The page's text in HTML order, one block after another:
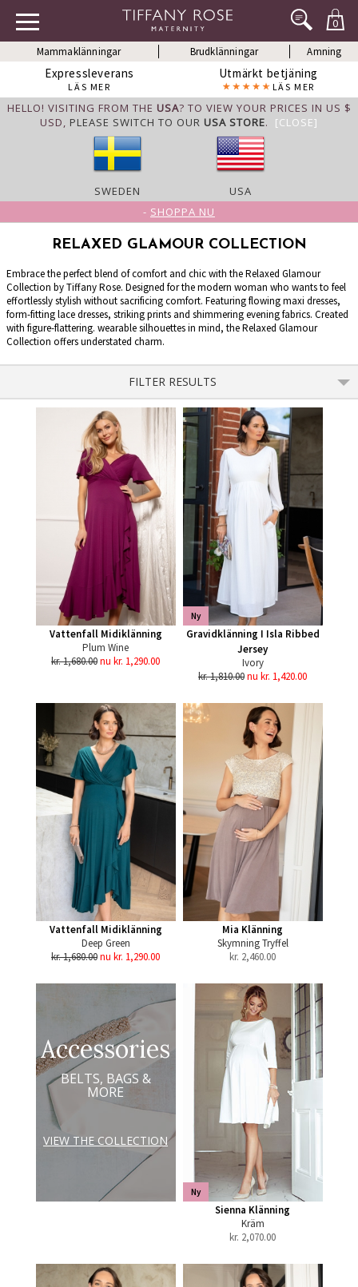
0
Mammaklänningar Brudklänningar Amning
Expressleverans
LÄS MER
Utmärkt betjäning
LÄS MER
HELLO! VISITING FROM THE USA? TO VIEW YOUR PRICES IN US $
USD, PLEASE SWITCH TO OUR USA STORE. [CLOSE]
SWEDEN
USA
- SHOPPA NU
RELAXED GLAMOUR COLLECTION
Embrace the perfect blend of comfort and chic with the Relaxed Glamour
Collection by Tiffany Rose. Designed for the modern woman who wants to feel
effortlessly stylish without sacrificing comfort. Featuring flowing maxi dresses,
form-fitting lace dresses, striking prints and shimmering evening fabrics. Created
with figure-flattering. wearable silhouettes in mind, the Relaxed Glamour
Collection offers understated charm.
FILTER RESULTS
Vattenfall Midiklänning
Plum Wine
kr. 1,680.00nu kr. 1,290.00
Ny
Gravidklänning I Isla Ribbed
Jersey
Ivory
kr. 1,810.00nu kr. 1,420.00
Vattenfall Midiklänning
Deep Green
kr. 1,680.00nu kr. 1,290.00
Mia Klänning
Skymning Tryffel
kr. 2,460.00
Accessories
BELTS, BAGS &
MORE
VIEW THE COLLECTION
Ny
Sienna Klänning
Kräm
kr. 2,070.00